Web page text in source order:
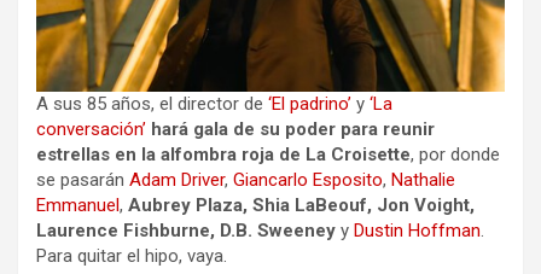
A sus 85 años, el director de ‘El padrino’ y ‘La
conversación’ hará gala de su poder para reunir
estrellas en la alfombra roja de La Croisette, por donde
se pasarán Adam Driver, Giancarlo Esposito, Nathalie
Emmanuel, Aubrey Plaza, Shia LaBeouf, Jon Voight,
Laurence Fishburne, D.B. Sweeney y Dustin Hoffman.
Para quitar el hipo, vaya.